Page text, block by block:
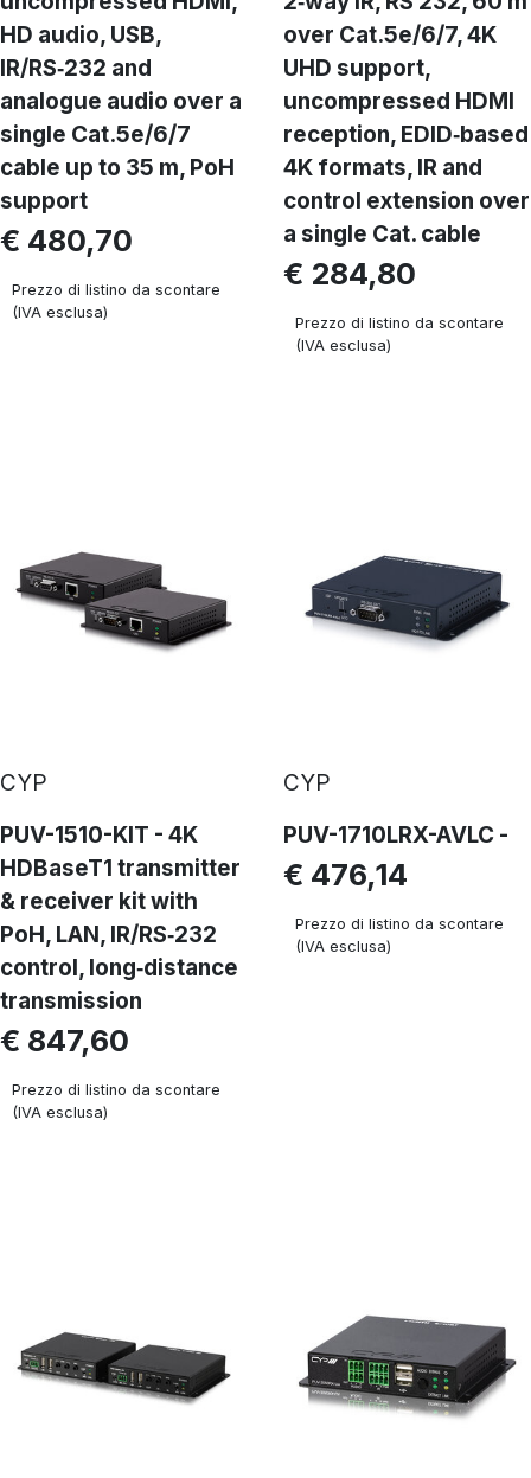
HD audio, USB,
IR/RS‑232 and
analogue audio over a
single Cat.5e/6/7
cable up to 35 m, PoH
support
€ 480,70
Prezzo di listino da scontare
(IVA esclusa)
over Cat.5e/6/7, 4K
UHD support,
uncompressed HDMI
reception, EDID‑based
4K formats, IR and
control extension over
a single Cat. cable
€ 284,80
Prezzo di listino da scontare
(IVA esclusa)
CYP
PUV-1510-KIT - 4K
HDBaseT1 transmitter
& receiver kit with
PoH, LAN, IR/RS‑232
control, long‑distance
transmission
€ 847,60
Prezzo di listino da scontare
(IVA esclusa)
CYP
PUV-1710LRX-AVLC -
€ 476,14
Prezzo di listino da scontare
(IVA esclusa)